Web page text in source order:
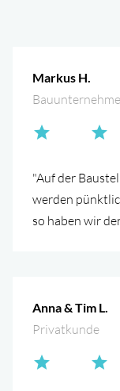
Markus H.
"Auf der
werden
so haben wir
Anna & Tim L.
Privatkunde